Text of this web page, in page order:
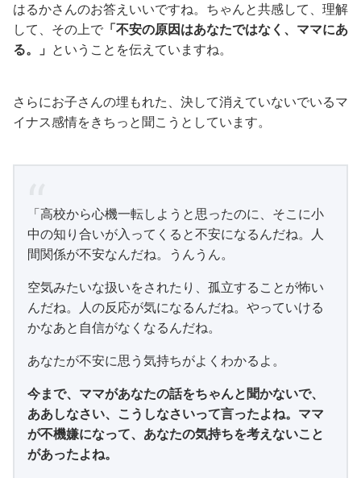
はるかさんのお答えいいですね。ちゃんと共感して、理解
して、その上で 「不安の原因はあなたではなく、ママにあ
る。」 ということを伝えていますね。
さらにお子さんの埋もれた、決して消えていないでいるマ
イナス感情をきちっと聞こうとしています。
「高校から心機一転しようと思ったのに、そこに小
中の知り合いが入ってくると不安になるんだね。人
間関係が不安なんだね。うんうん。
空気みたいな扱いをされたり、孤立することが怖い
んだね。人の反応が気になるんだね。やっていける
かなあと自信がなくなるんだね。
あなたが不安に思う気持ちがよくわかるよ。
今まで、ママがあなたの話をちゃんと聞かないで、
ああしなさい、こうしなさいって言ったよね。ママ
が不機嫌になって、あなたの気持ちを考えないこと
があったよね。